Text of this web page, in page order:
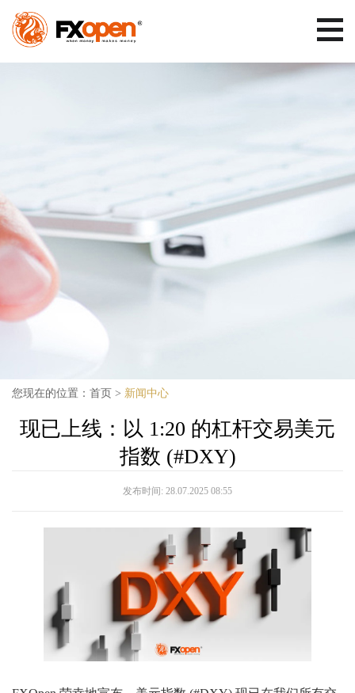
您现在的位置： 首页 > 新闻中心
现已上线：以 1:20 的杠杆交易美元
指数 (#DXY)
发布时间: 28.07.2025 08:55